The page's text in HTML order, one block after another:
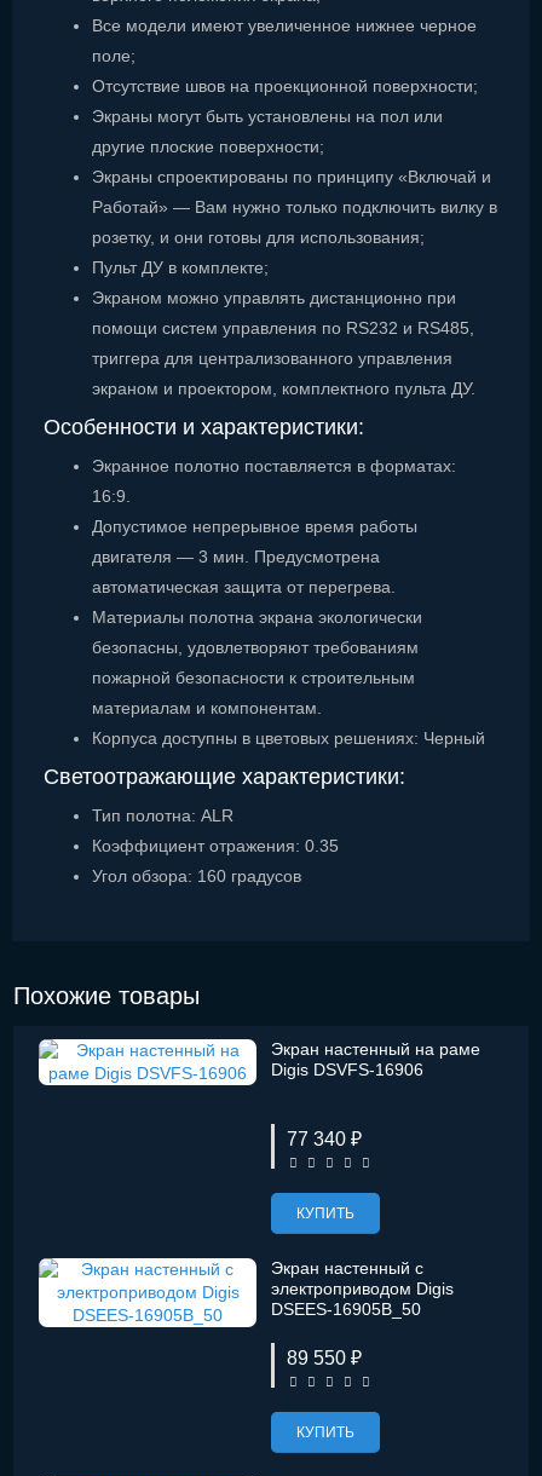
Все модели имеют увеличенное нижнее черное
поле;
Отсутствие швов на проекционной поверхности;
Экраны могут быть установлены на пол или
другие плоские поверхности;
Экраны спроектированы по принципу «Включай и
Работай» — Вам нужно только подключить вилку в
розетку, и они готовы для использования;
Пульт ДУ в комплекте;
Экраном можно управлять дистанционно при
помощи систем управления по RS232 и RS485,
триггера для централизованного управления
экраном и проектором, комплектного пульта ДУ.
Особенности и характеристики:
Экранное полотно поставляется в форматах:
16:9.
Допустимое непрерывное время работы
двигателя — 3 мин. Предусмотрена
автоматическая защита от перегрева.
Материалы полотна экрана экологически
безопасны, удовлетворяют требованиям
пожарной безопасности к строительным
материалам и компонентам.
Корпуса доступны в цветовых решениях: Черный
Светоотражающие характеристики:
Тип полотна: ALR
Коэффициент отражения: 0.35
Угол обзора: 160 градусов
Похожие товары
Экран настенный на раме
Digis DSVFS-16906
77 340 ₽
КУПИТЬ
Экран настенный с
электроприводом Digis
DSEES-16905B_50
89 550 ₽
КУПИТЬ